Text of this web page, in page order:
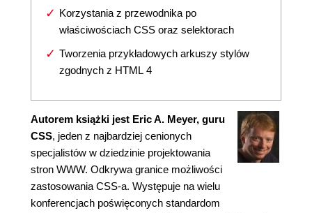
Korzystania z przewodnika po
właściwościach CSS oraz selektorach
Tworzenia przykładowych arkuszy stylów
zgodnych z HTML 4
Autorem książki jest Eric A. Meyer, guru
CSS, jeden z najbardziej cenionych
specjalistów w dziedzinie projektowania
stron WWW. Odkrywa granice możliwości
zastosowania CSS-a. Występuje na wielu
konferencjach poświęconych standardom